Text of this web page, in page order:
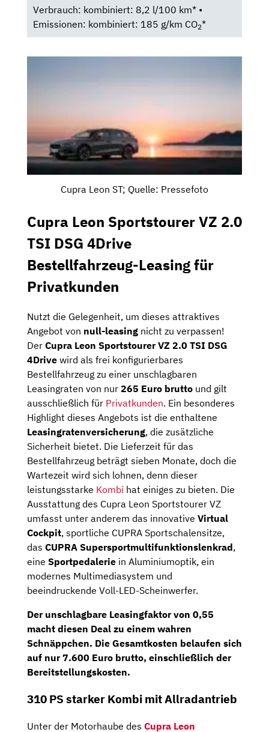
Verbrauch: kombiniert: 8,2 l/100 km* •
Emissionen: kombiniert: 185 g/km CO2*
Cupra Leon ST; Quelle: Pressefoto
Cupra Leon Sportstourer VZ 2.0
TSI DSG 4Drive
Bestellfahrzeug-Leasing für
Privatkunden
Nutzt die Gelegenheit, um dieses attraktives
Angebot von null-leasing nicht zu verpassen!
Der Cupra Leon Sportstourer VZ 2.0 TSI DSG
4Drive wird als frei konfigurierbares
Bestellfahrzeug zu einer unschlagbaren
Leasingraten von nur 265 Euro brutto und gilt
ausschließlich für Privatkunden. Ein besonderes
Highlight dieses Angebots ist die enthaltene
Leasingratenversicherung, die zusätzliche
Sicherheit bietet. Die Lieferzeit für das
Bestellfahrzeug beträgt sieben Monate, doch die
Wartezeit wird sich lohnen, denn dieser
leistungsstarke Kombi hat einiges zu bieten. Die
Ausstattung des Cupra Leon Sportstourer VZ
umfasst unter anderem das innovative Virtual
Cockpit, sportliche CUPRA Sportschalensitze,
das CUPRA Supersportmultifunktionslenkrad,
eine Sportpedalerie in Aluminiumoptik, ein
modernes Multimediasystem und
beeindruckende Voll-LED-Scheinwerfer.
Der unschlagbare Leasingfaktor von 0,55
macht diesen Deal zu einem wahren
Schnäppchen. Die Gesamtkosten belaufen sich
auf nur 7.600 Euro brutto, einschließlich der
Bereitstellungskosten.
310 PS starker Kombi mit Allradantrieb
Unter der Motorhaube des Cupra Leon